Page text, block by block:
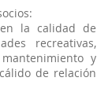
la calidad de
recreativas,
y
de relación